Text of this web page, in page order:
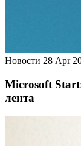
Новости 28 Apr
Microsoft
лента